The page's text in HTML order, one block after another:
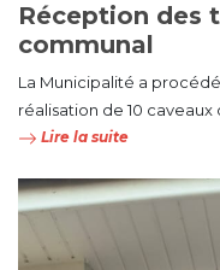
Réception des
communal
La Municipalité a
réalisation de 10 caveaux
Lire la suite